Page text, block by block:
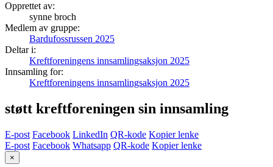
Opprettet av:
synne broch
Medlem av gruppe:
Bardufossrussen 2025
Deltar i:
Kreftforeningens innsamlingsaksjon 2025
Innsamling for:
Kreftforeningens innsamlingsaksjon 2025
støtt kreftforeningen sin innsamling
E-post Facebook LinkedIn QR-kode Kopier lenke
E-post Facebook Whatsapp QR-kode Kopier lenke
×